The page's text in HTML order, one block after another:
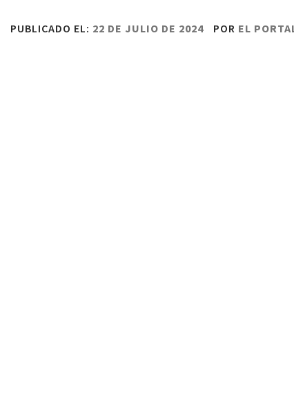
PUBLICADO EL: 22 DE JULIO DE 2024 POR EL